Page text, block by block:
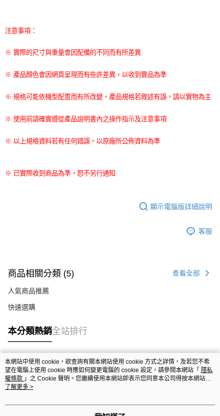
注意事項：
※ 實際的尺寸與重量會因配備的不同而有所差異
※ 產品顏色會因網頁呈現而有些許差異，以收到實品為準
※ 規格可能依機型配置而有所改變，產品規格若敘述有誤，請以實物為主
※ 使用前請確實遵從產品說明書內之操作指示及注意事項
※ 以上規格資料若有任何錯誤，以原廠所公佈資料為準
※ 已實際收到商品為準，恕不另行通知
顯示電腦版詳細說明
客服
商品相關分類 (5) 查看全部
人氣商品推薦
快速選購
本分類熱銷全站排行
熱門標籤
本網站中使用 cookie，欲查詢有關本網站使用 cookie 方式之詳情，及若您不希
望在電腦上使用 cookie 時應如何變更電腦的 cookie 設定，請參閱本網站「 隱私
權條款 」之 Cookie 聲明。您繼續使用本網站即表示您同意本公司得按本網站使
用條款之 Cookie 聲明使用 cookie。
了解更多 >